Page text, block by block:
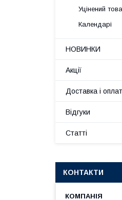
Уцінений
Календарі
НОВИНКИ
Акції
Доставка і
Відгуки
Статті
КОНТАКТИ